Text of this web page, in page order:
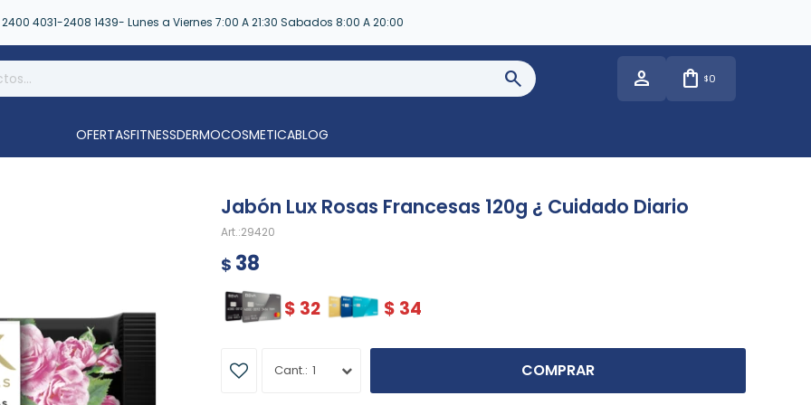
2400 4031-2408 1439- Lunes a Viernes 7:00 A 21:30 Sabados 8:00 A 20:00
$0
OFERTASFITNESSDERMOCOSMETICABLOG
Jabón Lux Rosas Francesas 120g ¿ Cuidado Diario
29420
$ 38
$ 32 $ 34
1 COMPRAR